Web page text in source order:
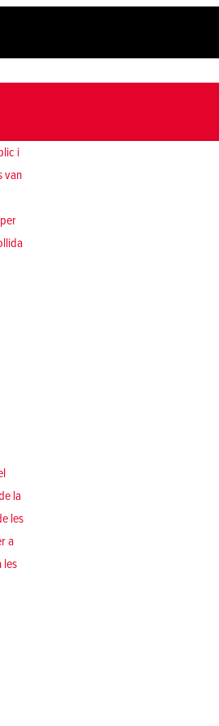
i
van
la
les
a
les